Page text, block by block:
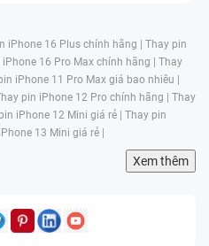
iPhone 16 Plus chính hãng | Thay pin
16 Pro Max chính hãng | Thay
iPhone 11 Pro Max giá bao nhiêu |
pin iPhone 12 Pro chính hãng | Thay
iPhone 12 Mini giá rẻ | Thay pin
13 Mini giá rẻ |
Xem thêm